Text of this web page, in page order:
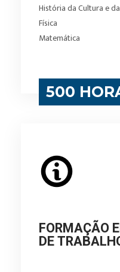
História da Cultura e
Física
Matemática
500
FORMAÇÃO
DE